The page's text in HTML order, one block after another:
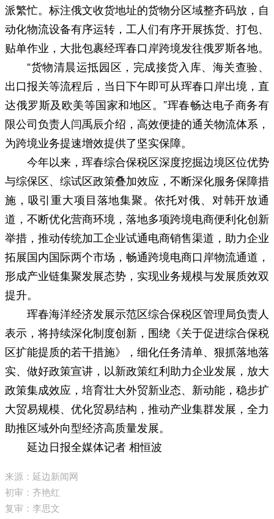
派繁忙。标注俄文收货地址的货物分区域整齐码放，自
动化物流设备有序运转，工人们有序开展拣货、打包、
贴单作业，大批包裹经珲春口岸跨境发往俄罗斯各地。
“货物清晨运抵园区，完成接货入库、海关查验、
出口报关等流程后，当日下午即可从珲春口岸出境，直
达俄罗斯及欧美等国家和地区。”珲春畅达电子商务有
限公司负责人闫禹辰介绍，高效便捷的通关物流体系，
为跨境业务提速增效提供了坚实保障。
今年以来，珲春综合保税区深度挖掘边境区位优势
与综保区、综试区政策叠加效应，不断深化服务保障措
施，吸引重大项目落地集聚。依托对俄、对韩开放通
道，不断优化营商环境，落地多项跨境电商便利化创新
举措，推动传统加工企业试通电商销售渠道，助力企业
拓展国内国际两个市场，畅通跨境电商口岸物流通道，
形成产业链集聚发展态势，实现业务规模与发展质效双
提升。
珲春海洋经济发展示范区综合保税区管理局负责人
表示，将持续深化制度创新，围绕《关于促进综合保税
区扩能提质的若干措施》，细化任务清单、狠抓落地落
实、做好政策宣讲，以新政策红利助力企业发展，放大
政策集成效应，培育壮大外贸新业态、新动能，稳步扩
大贸易规模、优化贸易结构，推动产业集群发展，全力
助推区域外向型经济高质量发展。
延边日报全媒体记者 相恒波
来源：延边新闻网
初审：齐艳红
复审：李思文